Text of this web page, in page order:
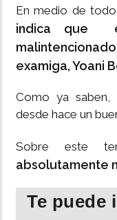
En medio de
indica que
malintencionado
examiga, Yoani
Como ya saben,
desde hace un
Sobre este
absolutamente
Te puede